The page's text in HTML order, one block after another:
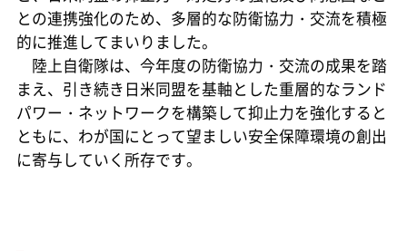
との連携強化のため、多層的な防衛協力・交流を積極
的に推進してまいりました。
陸上自衛隊は、今年度の防衛協力・交流の成果を踏
まえ、引き続き日米同盟を基軸とした重層的なランド
パワー・ネットワークを構築して抑止力を強化すると
ともに、わが国にとって望ましい安全保障環境の創出
に寄与していく所存です。